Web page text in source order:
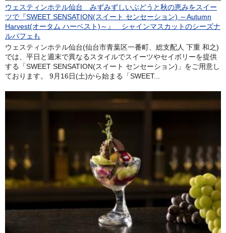
ウェスティンホテル仙台 みずみずしいぶどうと秋の恵みをスイー
ツで『SWEET SENSATION(スイート センセーション) ～Autumn
Harvest(オータム ハーベスト)～』 シャインマスカットのシーズナ
ルパフェも
ウェスティンホテル仙台(仙台市青葉区一番町、総支配人 下重 和之)
では、平日と週末で異なるスタイルでスイーツやセイボリーを提供
する「SWEET SENSATION(スイート センセーション)」をご用意し
ております。 9月16日(土)から始まる「SWEET...